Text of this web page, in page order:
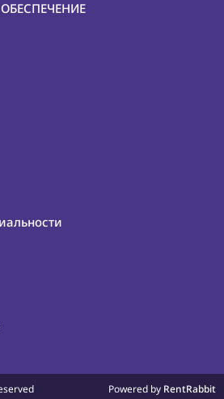
Powered by RentRabbit